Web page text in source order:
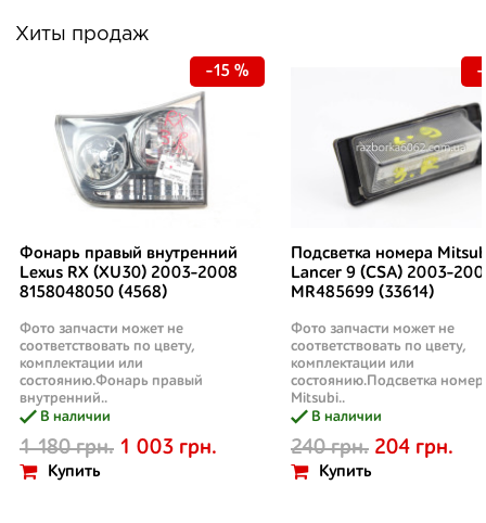
Хиты продаж
Фонарь правый внутренний
Lexus RX (XU30) 2003-2008
8158048050 (4568)
Фото запчасти может не
соответствовать по цвету,
комплектации или
состоянию.Фонарь правый
внутренний..
В наличии
1 180 грн. 1 003 грн.
Купить
-15 %
Подсветка номера
Lancer 9 (CSA) 2003-
MR485699 (33614)
Фото запчасти может не
соответствовать по цвету,
комплектации или
состоянию.Подсветка
Mitsubi..
В наличии
240 грн. 204 грн.
Купить
-